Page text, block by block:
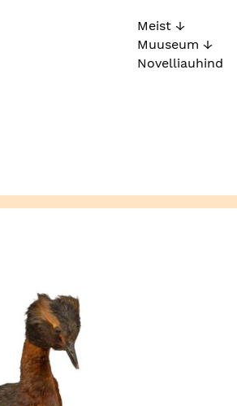
Meist
Muuseum
Novelliauhind